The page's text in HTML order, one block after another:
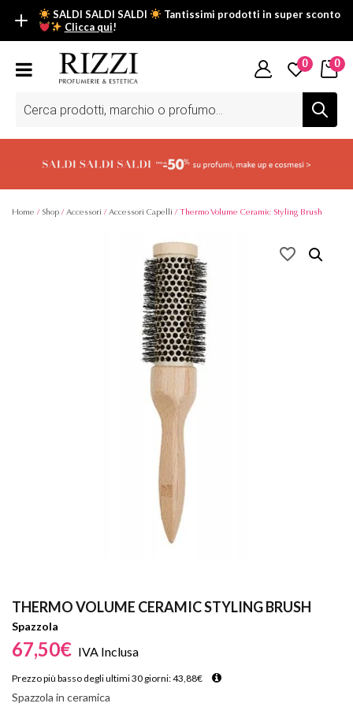
SALDI SALDI SALDI
Tantissimi prodotti in super sconto
Clicca qui!
SALDI SALDI SALDI
Fino al -50% su tantissimi prodotti beauty nella sezione saldi: il
Scopri tutti i prodotti in super saldo!Clicca qui
prodotti
0 0
Home / Shop / Accessori / Accessori Capelli / Thermo Volume Ceramic Styling Brush
THERMO VOLUME CERAMIC STYLING BRUSH
Spazzola
67,50€ IVA Inclusa
Prezzo più basso degli ultimi 30 giorni:43,88€
Spazzola in ceramica